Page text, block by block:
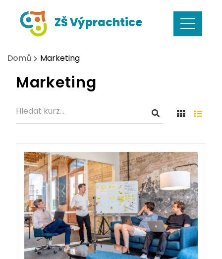
content
ZŠ Výprachtice
Domů Marketing
Marketing